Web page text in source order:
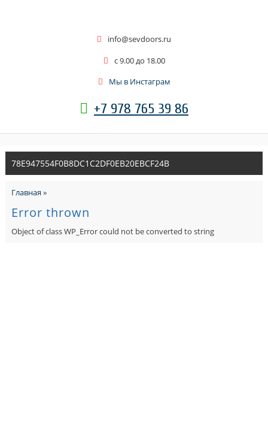
info@sevdoors.ru
c 9.00 до 18.00
Мы в Инстаграм
+7 978 765 39 86
78E947554F0B8DC1C2DF0EB20EBCF24B
Главная»
Error thrown
Object of class WP_Error could not be converted to string